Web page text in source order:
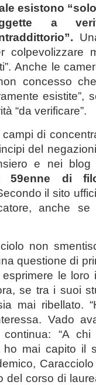
esistono
a
colpevolizzare
Anche le
concesso
esistite”,
“da verificare”.
di
del
e nei
59enne di
il sito
anche
non
questione di
le loro
se tra i suoi
mai ribellato.
Vado
continua: “A
mai capito il
del corso di